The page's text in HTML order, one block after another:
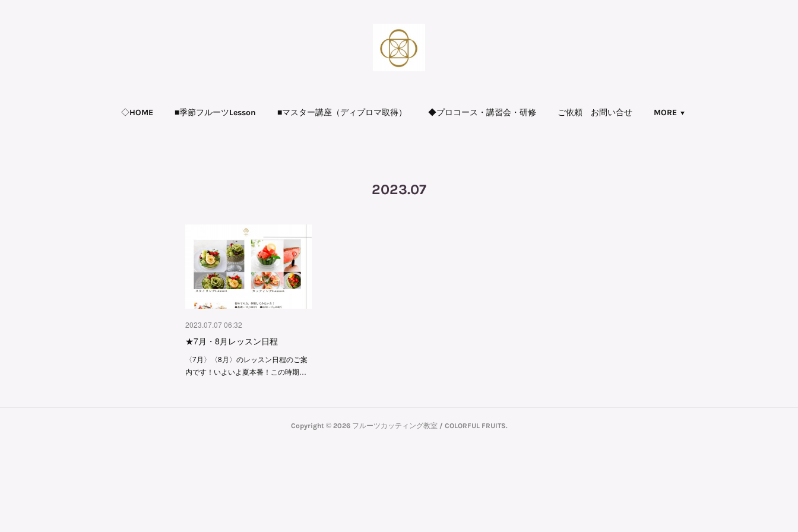
◇HOME ■季節フルーツLesson ■マスター講座（ディプロマ取得） ◆プロコース・講習会・研修 ご依頼 お問い合せ MORE
2023.07
2023.07.07 06:32
★7月・8月レッスン日程
〈7月〉〈8月〉のレッスン日程のご案
内です！いよいよ夏本番！この時期…
Copyright © 2026 フルーツカッティング教室 / COLORFUL FRUITS.